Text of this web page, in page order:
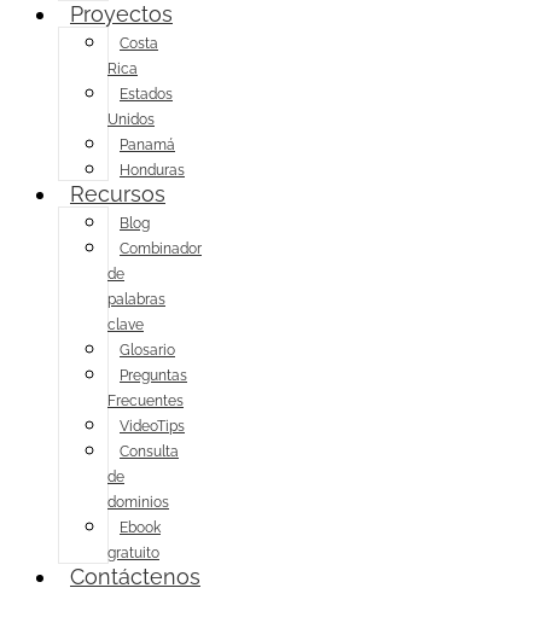
Proyectos
Costa
Rica
Estados
Unidos
Panamá
Honduras
Recursos
Blog
Combinador
de
palabras
clave
Glosario
Preguntas
Frecuentes
VideoTips
Consulta
de
dominios
Ebook
gratuito
Contáctenos